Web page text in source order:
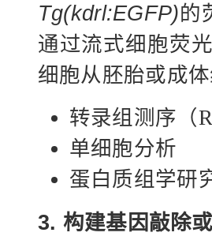
Tg(kdrl:EGFP)的
通过流式细胞荧
细胞从胚胎或成
转录组测序（
单细胞分析
蛋白质组学研
3. 构建基因敲除